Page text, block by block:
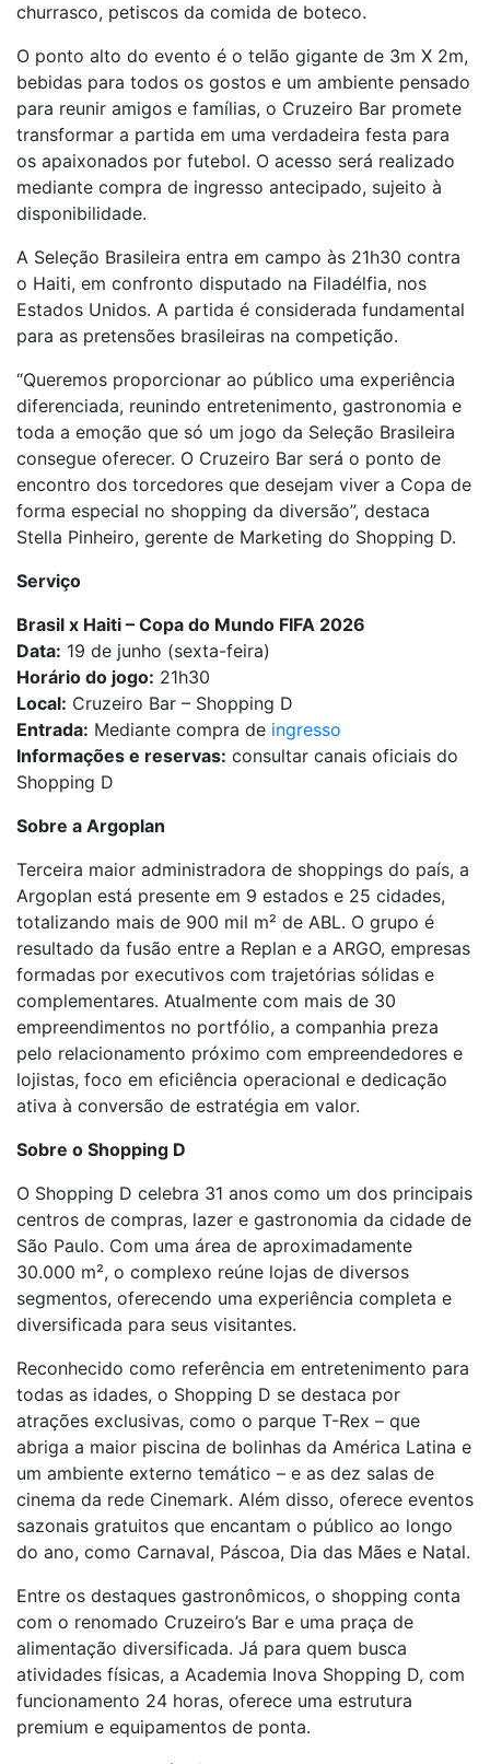
churrasco, petiscos da comida de boteco.
O ponto alto do evento é o telão gigante de 3m X 2m,
bebidas para todos os gostos e um ambiente pensado
para reunir amigos e famílias, o Cruzeiro Bar promete
transformar a partida em uma verdadeira festa para
os apaixonados por futebol. O acesso será realizado
mediante compra de ingresso antecipado, sujeito à
disponibilidade.
A Seleção Brasileira entra em campo às 21h30 contra
o Haiti, em confronto disputado na Filadélfia, nos
Estados Unidos. A partida é considerada fundamental
para as pretensões brasileiras na competição.
“Queremos proporcionar ao público uma experiência
diferenciada, reunindo entretenimento, gastronomia e
toda a emoção que só um jogo da Seleção Brasileira
consegue oferecer. O Cruzeiro Bar será o ponto de
encontro dos torcedores que desejam viver a Copa de
forma especial no shopping da diversão”, destaca
Stella Pinheiro, gerente de Marketing do Shopping D.
Serviço
Brasil x Haiti – Copa do Mundo FIFA 2026
Data: 19 de junho (sexta-feira)
Horário do jogo: 21h30
Local: Cruzeiro Bar – Shopping D
Entrada: Mediante compra de ingresso
Informações e reservas: consultar canais oficiais do
Shopping D
Sobre a Argoplan
Terceira maior administradora de shoppings do país, a
Argoplan está presente em 9 estados e 25 cidades,
totalizando mais de 900 mil m² de ABL. O grupo é
resultado da fusão entre a Replan e a ARGO, empresas
formadas por executivos com trajetórias sólidas e
complementares. Atualmente com mais de 30
empreendimentos no portfólio, a companhia preza
pelo relacionamento próximo com empreendedores e
lojistas, foco em eficiência operacional e dedicação
ativa à conversão de estratégia em valor.
Sobre o Shopping D
O Shopping D celebra 31 anos como um dos principais
centros de compras, lazer e gastronomia da cidade de
São Paulo. Com uma área de aproximadamente
30.000 m², o complexo reúne lojas de diversos
segmentos, oferecendo uma experiência completa e
diversificada para seus visitantes.
Reconhecido como referência em entretenimento para
todas as idades, o Shopping D se destaca por
atrações exclusivas, como o parque T-Rex – que
abriga a maior piscina de bolinhas da América Latina e
um ambiente externo temático – e as dez salas de
cinema da rede Cinemark. Além disso, oferece eventos
sazonais gratuitos que encantam o público ao longo
do ano, como Carnaval, Páscoa, Dia das Mães e Natal.
Entre os destaques gastronômicos, o shopping conta
com o renomado Cruzeiro’s Bar e uma praça de
alimentação diversificada. Já para quem busca
atividades físicas, a Academia Inova Shopping D, com
funcionamento 24 horas, oferece uma estrutura
premium e equipamentos de ponta.